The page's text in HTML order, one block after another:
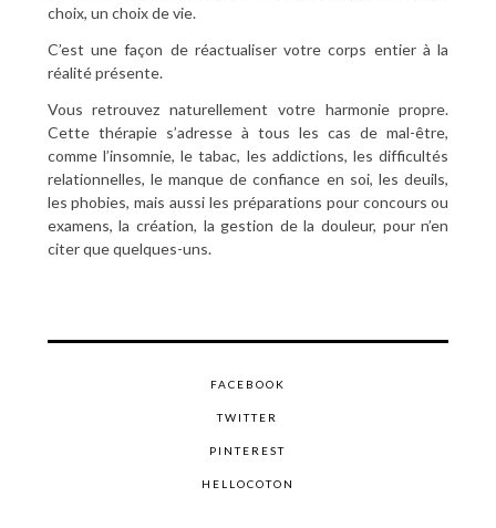
choix, un choix de vie.
C’est une façon de réactualiser votre corps entier à la
réalité présente.
Vous retrouvez naturellement votre harmonie propre.
Cette thérapie s’adresse à tous les cas de mal-être,
comme l’insomnie, le tabac, les addictions, les difficultés
relationnelles, le manque de confiance en soi, les deuils,
les phobies, mais aussi les préparations pour concours ou
examens, la création, la gestion de la douleur, pour n’en
citer que quelques-uns.
FACEBOOK
TWITTER
PINTEREST
HELLOCOTON